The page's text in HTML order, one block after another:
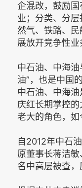
企混改，鼓励
业；分类、分
然气、铁路、
展放开竞争性业
中石油、中海
油”，也是中国
中石油、中海
庆红长期掌控
老大的角色，如
自2012年中石
原董事长蒋洁
名中高层被查，